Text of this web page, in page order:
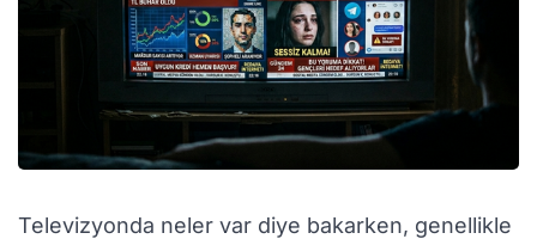
Televizyonda neler var diye bakarken, genellikle